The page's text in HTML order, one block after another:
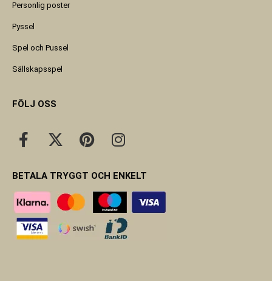
Personlig poster
Pyssel
Spel och Pussel
Sällskapsspel
FÖLJ OSS
BETALA TRYGGT OCH ENKELT